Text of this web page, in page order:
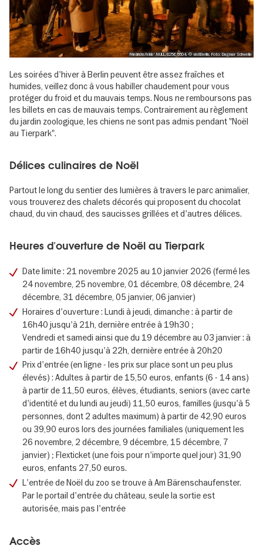
Friedrichsfelde',NULL,8256,5504, © visitBerlin, Foto: Dagmar Schwelle
Les soirées d'hiver à Berlin peuvent être assez fraîches et
humides, veillez donc à vous habiller chaudement pour vous
protéger du froid et du mauvais temps. Nous ne remboursons pas
les billets en cas de mauvais temps. Contrairement au règlement
du jardin zoologique, les chiens ne sont pas admis pendant "Noël
au Tierpark".
Délices culinaires de Noël
Partout le long du sentier des lumières à travers le parc animalier,
vous trouverez des chalets décorés qui proposent du chocolat
chaud, du vin chaud, des saucisses grillées et d'autres délices.
Heures d'ouverture de Noël au Tierpark
Date limite : 21 novembre 2025 au 10 janvier 2026 (fermé les
24 novembre, 25 novembre, 01 décembre, 08 décembre, 24
décembre, 31 décembre, 05 janvier, 06 janvier)
Horaires d'ouverture : Lundi à jeudi, dimanche : à partir de
16h40 jusqu'à 21h, dernière entrée à 19h30 ;
Vendredi et samedi ainsi que du 19 décembre au 03 janvier : à
partir de 16h40 jusqu'à 22h, dernière entrée à 20h20
Prix d'entrée (en ligne - les prix sur place sont un peu plus
élevés) : Adultes à partir de 15,50 euros, enfants (6 - 14 ans)
à partir de 11,50 euros, élèves, étudiants, seniors (avec carte
d'identité et du lundi au jeudi) 11,50 euros, familles (jusqu'à 5
personnes, dont 2 adultes maximum) à partir de 42,90 euros
ou 39,90 euros lors des journées familiales (uniquement les
26 novembre, 2 décembre, 9 décembre, 15 décembre, 7
janvier) ; Flexticket (une fois pour n'importe quel jour) 31,90
euros, enfants 27,50 euros.
L'entrée de Noël du zoo se trouve à Am Bärenschaufenster.
Par le portail d'entrée du château, seule la sortie est
autorisée, mais pas l'entrée
Accès